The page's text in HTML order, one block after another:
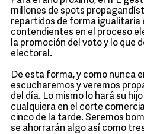
millones de spots
repartidos de forma igualitaria
contendientes en el proceso
la promoción del voto y lo que
electoral.
De esta forma, y como nunca
escucharemos y veremos
del día. Lo mismo lo hará su
cualquiera en el corte
cinco de la tarde. Seremos
se ahorrarán algo así como